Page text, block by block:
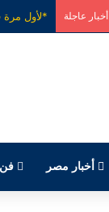
أخبار عاجلة
أخبار مصر فن